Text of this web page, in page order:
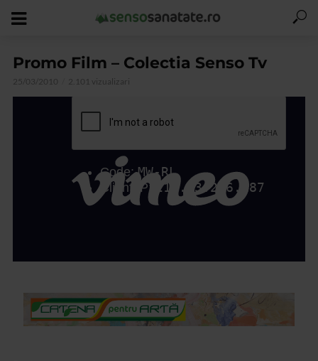
Promo Film – Colectia Senso Tv
25/03/2010 2.101 vizualizari